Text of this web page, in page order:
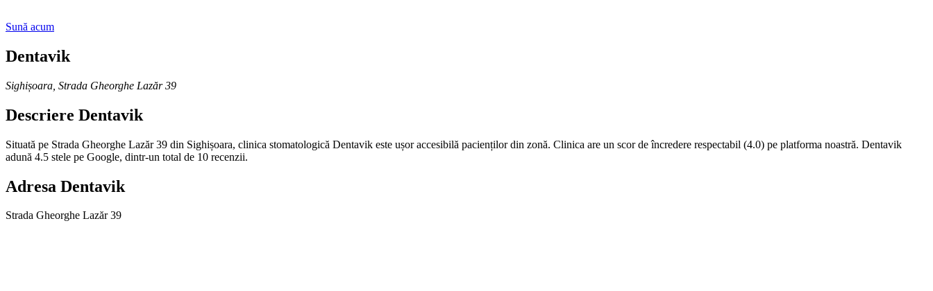
Sună acum
Dentavik
Sighișoara Strada Gheorghe Lazăr 39
Descriere Dentavik
Situată pe Strada Gheorghe Lazăr 39 din Sighișoara, clinica stomatologică Dentavik este ușor accesibilă pacienților din zonă. Clinica are un scor de încredere respectabil (4.0) pe platforma noastră. Dentavik
adună 4.5 stele pe Google, dintr-un total de 10 recenzii.
Adresa Dentavik
Strada Gheorghe Lazăr 39